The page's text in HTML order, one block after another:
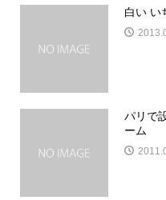
白い い
パリで
ーム